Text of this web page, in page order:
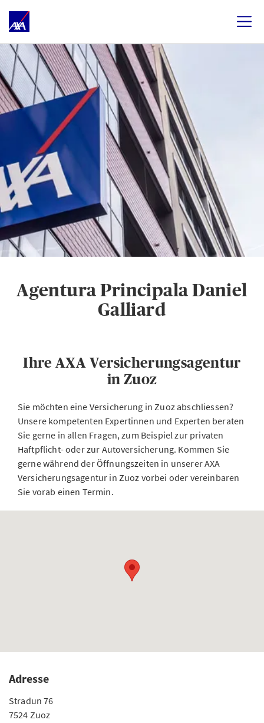
Agentura Principala Daniel
Galliard
Ihre AXA Versicherungsagentur
in Zuoz
Sie möchten eine Versicherung in Zuoz abschliessen?
Unsere kompetenten Expertinnen und Experten beraten
Sie gerne in allen Fragen, zum Beispiel zur privaten
Haftpflicht- oder zur Autoversicherung. Kommen Sie
gerne während der Öffnungszeiten in unserer AXA
Versicherungsagentur in Zuoz vorbei oder vereinbaren
Sie vorab einen Termin.
Adresse
Stradun 76
7524 Zuoz